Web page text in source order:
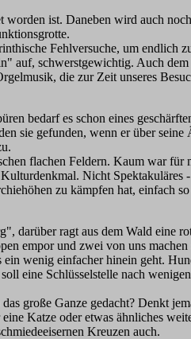
ist. Daneben wird auch
Fehlversuche, um endlich
auf, schwerstgewichtig. Auch
die zur Zeit unseres
bedarf es schon eines
sie gefunden, wenn er über
flachen Feldern. Kaum war
Nicht Spektakuläres
zu kämpfen hat, einfach
darüber ragt aus dem Wald eine
empor und zwei von uns
wenig einfacher hinein geht.
eine Schlüsselstelle nach
große Ganze gedacht? Denkt
Katze oder etwas ähnliches
Kreuzen auch.